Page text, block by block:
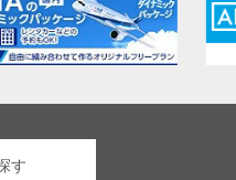
す